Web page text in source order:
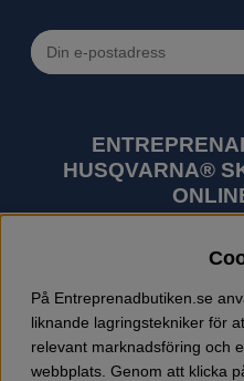
HUSQVARNA®
utomhusprodukter
trädgårdsmaskiner. I
motorsågar, röjsågar,
trädgårdstraktorer,
jordfräsar, snöslungor,
På Entreprenadbutiken.se
liknande lagringstekniker för
relevant marknadsföring och
webbplats. Genom att klicka